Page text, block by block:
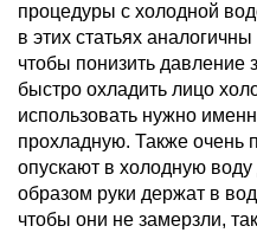
процедуры с холодной
в этих статьях
чтобы понизить давление
быстро охладить лицо
использовать нужно
прохладную. Также очень
опускают в холодную
образом руки держат в
чтобы они не замерзли,